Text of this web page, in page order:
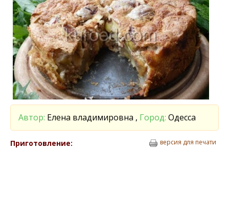
Автор: Елена владимировна , Город: Одесса
Приготовление: версия для печати